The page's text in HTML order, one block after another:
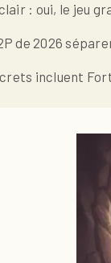
: oui, le jeu
de 2026
incluent